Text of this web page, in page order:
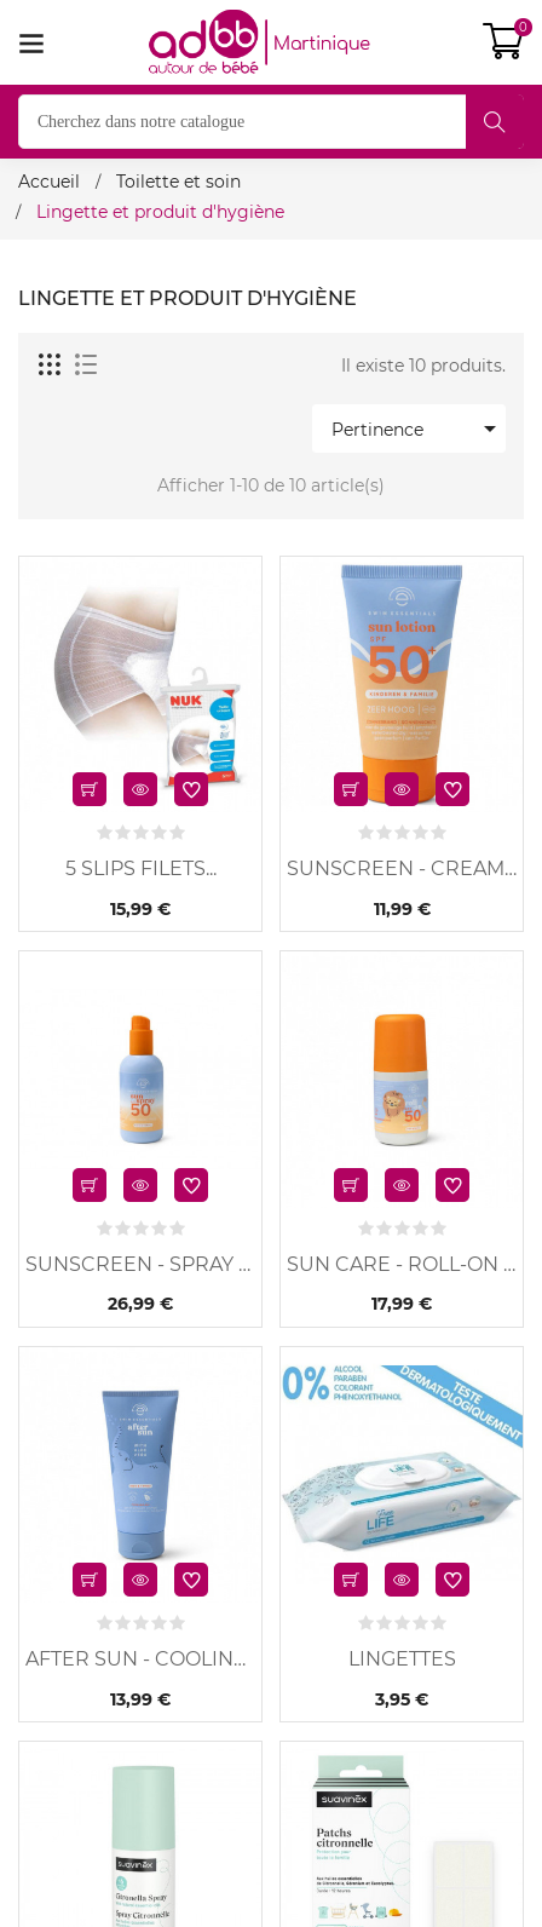
0
Accueil
Toilette et soin
Lingette et produit d'hygiène
LINGETTE ET PRODUIT D'HYGIÈNE
Il existe 10 produits.
Pertinence 
Afficher 1-10 de 10 article(s)
5 SLIPS FILETS...
15,99 €
SUNSCREEN - CREAM -...
11,99 €
SUNSCREEN - SPRAY -...
26,99 €
SUN CARE - ROLL-ON -...
17,99 €
AFTER SUN - COOLING...
13,99 €
LINGETTES
3,95 €